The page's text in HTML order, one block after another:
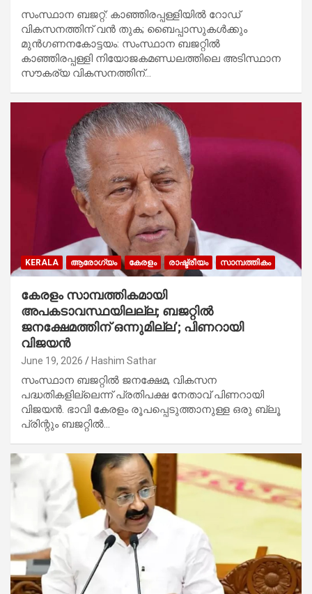
സംസ്ഥാന ബജറ്റ്: കാഞ്ഞിരപ്പള്ളിയിൽ റോഡ്
വികസനത്തിന് വൻ തുക; ബൈപ്പാസുകൾക്കും
മുൻഗണനകോട്ടയം: സംസ്ഥാന ബജറ്റിൽ
കാഞ്ഞിരപ്പള്ളി നിയോജകമണ്ഡലത്തിലെ അടിസ്ഥാന
സൗകര്യ വികസനത്തിന്…
KERALA ആരോഗ്യം കേരളം രാഷ്ട്രീയം സാമ്പത്തികം
കേരളം സാമ്പത്തികമായി
അപകടാവസ്ഥയിലല്ല; ബജറ്റിൽ
ജനക്ഷേമത്തിന് ഒന്നുമില്ല’; പിണറായി
വിജയൻ
June 19, 2026 Hashim Sathar
സംസ്ഥാന ബജറ്റിൽ ജനക്ഷേമ, വികസന
പദ്ധതികളില്ലെന്ന് പ്രതിപക്ഷ നേതാവ് പിണറായി
വിജയൻ. ഭാവി കേരളം രൂപപ്പെടുത്താനുള്ള ഒരു ബ്ലൂ
പ്രിന്റും ബജറ്റിൽ…